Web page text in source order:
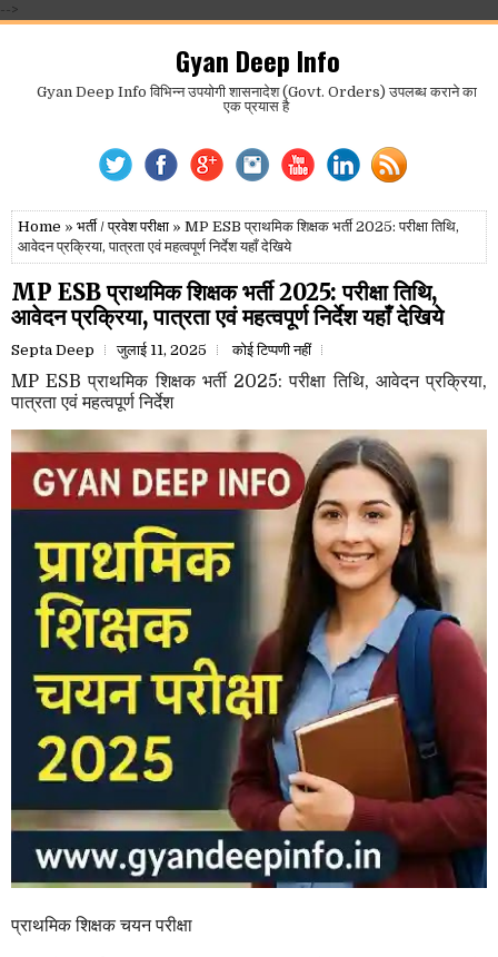
-->
Gyan Deep Info
Gyan Deep Info विभिन्न उपयोगी शासनादेश (Govt. Orders) उपलब्ध कराने का
एक प्रयास है
Home » भर्ती / प्रवेश परीक्षा » MP ESB प्राथमिक शिक्षक भर्ती 2025: परीक्षा तिथि,
आवेदन प्रक्रिया, पात्रता एवं महत्वपूर्ण निर्देश यहाँ देखिये
MP ESB प्राथमिक शिक्षक भर्ती 2025: परीक्षा तिथि,
आवेदन प्रक्रिया, पात्रता एवं महत्वपूर्ण निर्देश यहाँ देखिये
Septa Deep जुलाई 11, 2025 कोई टिप्पणी नहीं
MP ESB प्राथमिक शिक्षक भर्ती 2025: परीक्षा तिथि, आवेदन प्रक्रिया,
पात्रता एवं महत्वपूर्ण निर्देश
प्राथमिक शिक्षक चयन परीक्षा